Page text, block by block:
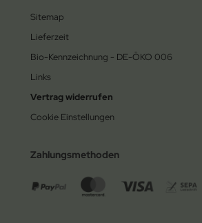
Sitemap
Lieferzeit
Bio-Kennzeichnung - DE-ÖKO 006
Links
Vertrag widerrufen
Cookie Einstellungen
Zahlungsmethoden